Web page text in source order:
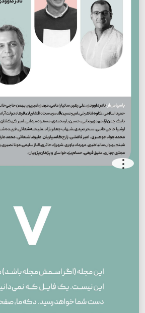
.
.
.